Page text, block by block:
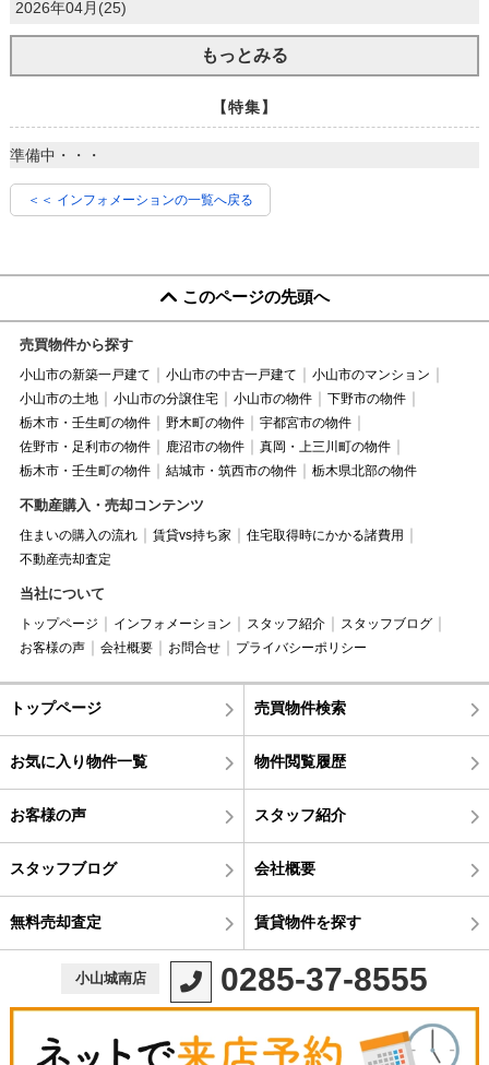
2026年04月(25)
もっとみる
【特集】
準備中・・・
＜＜ インフォメーションの一覧へ戻る
このページの先頭へ
売買物件から探す
小山市の新築一戸建て 小山市の中古一戸建て
小山市のマンション
小山市の土地
小山市の分譲住宅 小山市の物件
下野市の物件
栃木市・壬生町の物件
野木町の物件
宇都宮市の物件
佐野市・足利市の物件
鹿沼市の物件
真岡・上三川町の物件
栃木市・壬生町の物件
結城市・筑西市の物件 栃木県北部の物件
不動産購入・売却コンテンツ
住まいの購入の流れ 賃貸vs持ち家
住宅取得時にかかる諸費用
不動産売却査定
当社について
トップページ インフォメーション スタッフ紹介
スタッフブログ
お客様の声
会社概要 お問合せ プライバシーポリシー
トップページ 売買物件検索
お気に入り物件一覧 物件閲覧履歴
お客様の声 スタッフ紹介
スタッフブログ 会社概要
無料売却査定 賃貸物件を探す
小山城南店 0285-37-8555